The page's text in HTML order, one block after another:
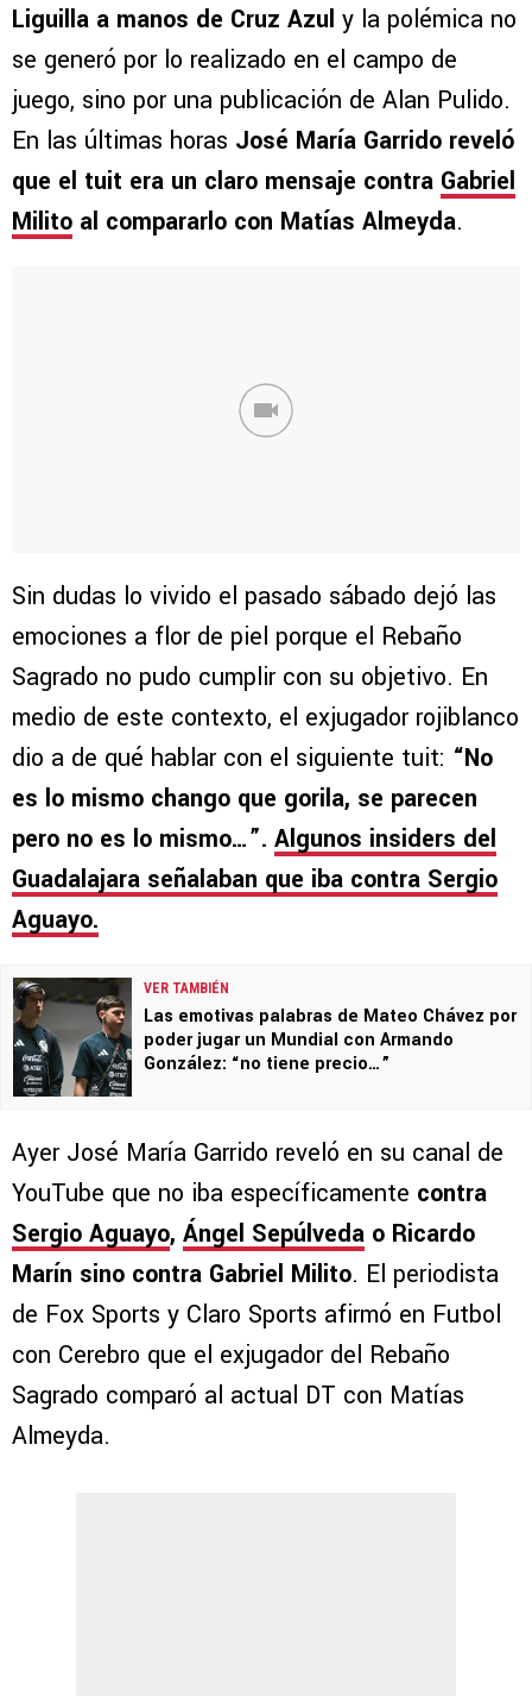
Liguilla a manos de Cruz Azul y la polémica no
se generó por lo realizado en el campo de
juego, sino por una publicación de Alan Pulido.
En las últimas horas José María Garrido reveló
que el tuit era un claro mensaje contra Gabriel
Milito al compararlo con Matías Almeyda.
Sin dudas lo vivido el pasado sábado dejó las
emociones a flor de piel porque el Rebaño
Sagrado no pudo cumplir con su objetivo. En
medio de este contexto, el exjugador rojiblanco
dio a de qué hablar con el siguiente tuit: “No
es lo mismo chango que gorila, se parecen
pero no es lo mismo…”. Algunos insiders del
Guadalajara señalaban que iba contra Sergio
Aguayo.
VER TAMBIÉN
Las emotivas palabras de Mateo Chávez por
poder jugar un Mundial con Armando
González: “no tiene precio…”
Ayer José María Garrido reveló en su canal de
YouTube que no iba específicamente contra
Sergio Aguayo, Ángel Sepúlveda o Ricardo
Marín sino contra Gabriel Milito. El periodista
de Fox Sports y Claro Sports afirmó en Futbol
con Cerebro que el exjugador del Rebaño
Sagrado comparó al actual DT con Matías
Almeyda.